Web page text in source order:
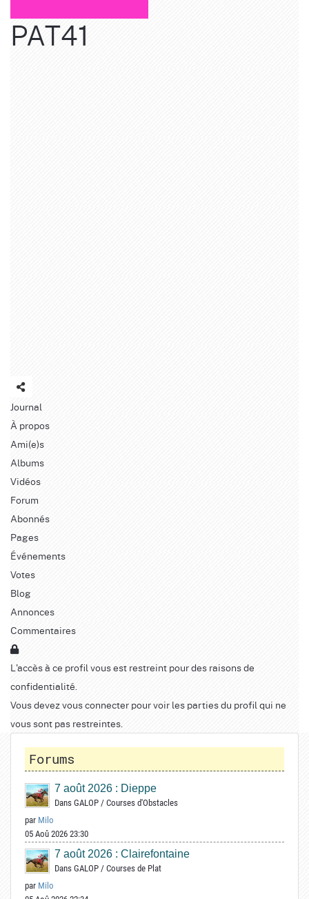
PAT41
Journal
À propos
Ami(e)s
Albums
Vidéos
Forum
Abonnés
Pages
Événements
Votes
Blog
Annonces
Commentaires
L'accès à ce profil vous est restreint pour des raisons de
confidentialité.
Vous devez vous connecter pour voir les parties du profil qui ne
vous sont pas restreintes.
Forums
7 août 2026 : Dieppe
Dans GALOP / Courses d'Obstacles
par Milo
05 Aoû 2026 23:30
7 août 2026 : Clairefontaine
Dans GALOP / Courses de Plat
par Milo